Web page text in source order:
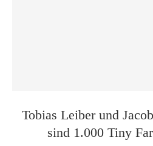
Tobias Leiber und
sind 1.000 Tiny